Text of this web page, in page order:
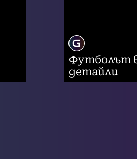
Футболът
детайли